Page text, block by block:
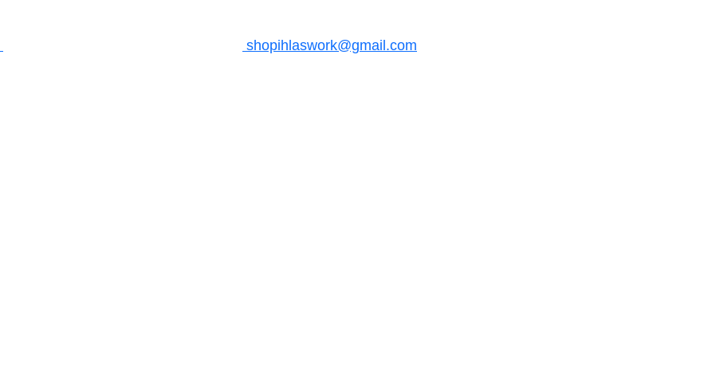
shopihlaswork@gmail.com